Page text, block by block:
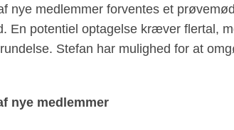
nye medlemmer forventes et
En potentiel optagelse kræver flertal,
Stefan har mulighed for at
nye medlemmer